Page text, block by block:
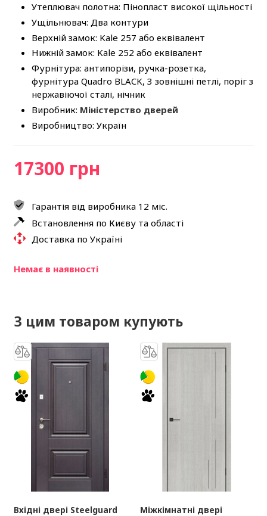
Утеплювач полотна: Пінопласт високої щільності
Ущільнювач: Два контури
Верхній замок: Kale 257 або еквівалент
Нижній замок: Kale 252 або еквівалент
Фурнітура: антипорізи, ручка-розетка,
фурнітура Quadro BLACK, 3 зовнішні петлі, поріг з
нержавіючої сталі, нічник
Виробник: Міністерство дверей
Виробництво: Україн
17300 грн
Гарантія від виробника 12 міс.
Встановлення по Києву та області
Доставка по Україні
Немає в наявності
З цим товаром купують
Вхідні двері Steelguard
Міжкімнатні двері